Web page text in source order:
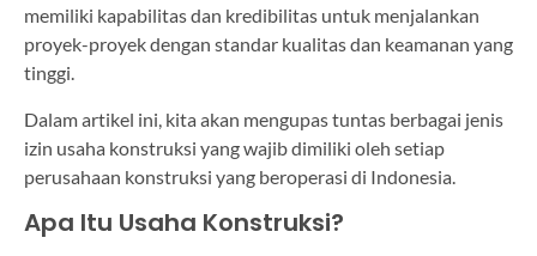
memiliki kapabilitas dan kredibilitas untuk menjalankan
proyek-proyek dengan standar kualitas dan keamanan yang
tinggi.
Dalam artikel ini, kita akan mengupas tuntas berbagai jenis
izin usaha konstruksi yang wajib dimiliki oleh setiap
perusahaan konstruksi yang beroperasi di Indonesia.
Apa Itu Usaha Konstruksi?